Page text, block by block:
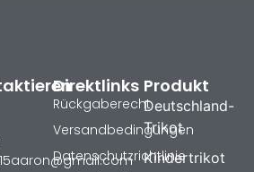
Produkt
Deutschland-
Trikot
Kindertrikot
Direktlinks
Rückgaberecht
Versandbedingungen
Datenschutzrichtlinie